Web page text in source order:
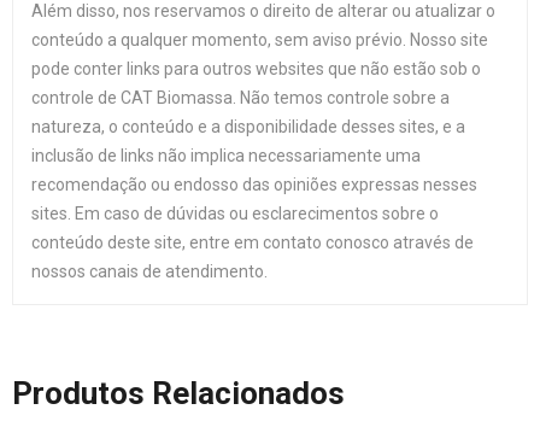
Além disso, nos reservamos o direito de alterar ou atualizar o
conteúdo a qualquer momento, sem aviso prévio. Nosso site
pode conter links para outros websites que não estão sob o
controle de CAT Biomassa. Não temos controle sobre a
natureza, o conteúdo e a disponibilidade desses sites, e a
inclusão de links não implica necessariamente uma
recomendação ou endosso das opiniões expressas nesses
sites. Em caso de dúvidas ou esclarecimentos sobre o
conteúdo deste site, entre em contato conosco através de
nossos canais de atendimento.
Produtos Relacionados